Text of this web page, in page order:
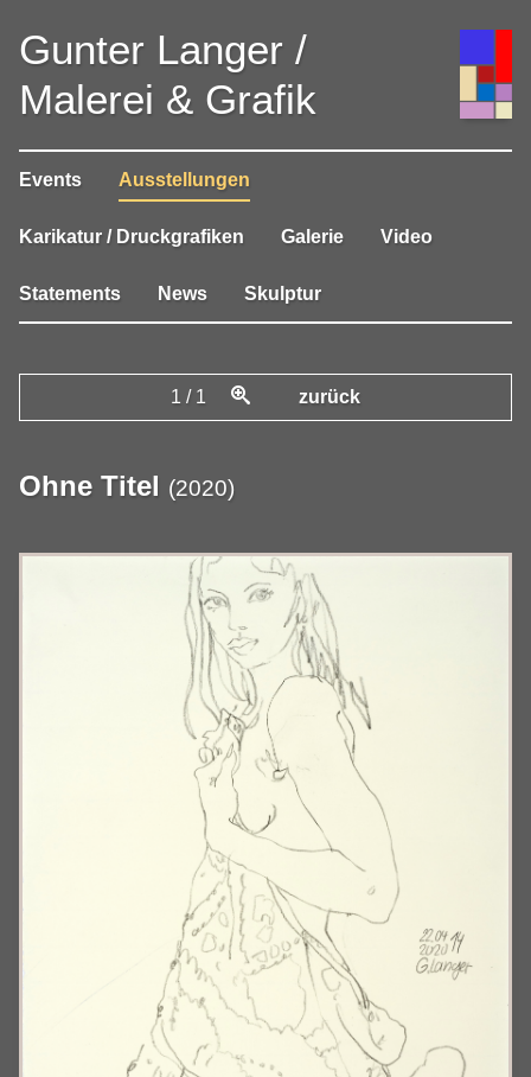
Gunter Langer /
Malerei & Grafik
Events Ausstellungen
Karikatur / Druckgrafiken Galerie Video
Statements News Skulptur
1 / 1 zurück
Ohne Titel (2020)